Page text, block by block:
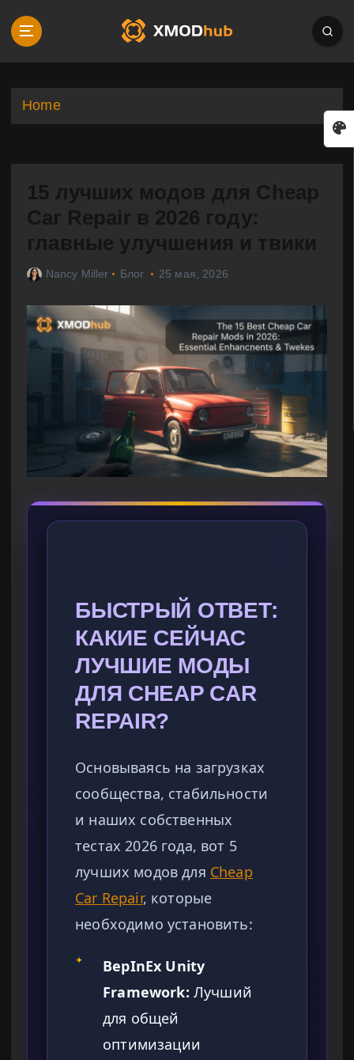
p
Home
15 лучших модов для Cheap
Car Repair в 2026 году:
главные улучшения и твики
Nancy Miller Блог 25 мая, 2026
БЫСТРЫЙ ОТВЕТ:
КАКИЕ СЕЙЧАС
ЛУЧШИЕ МОДЫ
ДЛЯ CHEAP CAR
REPAIR?
Основываясь на загрузках
сообщества, стабильности
и наших собственных
тестах 2026 года, вот 5
лучших модов для Cheap
Car Repair, которые
необходимо установить:
✦
BepInEx Unity
Framework: Лучший
для общей
оптимизации